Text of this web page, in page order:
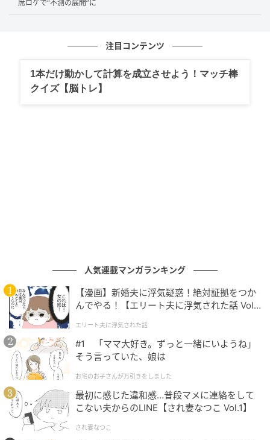
学や就職も、すべてモテるためだったといいますが、
そんな男性が目指すのは、あばれる君のような体を張
テレビ東京『家、ついて行ってイイですか？』
TVerで最新回を無料配信中
［配信日時］2026年5月31日
［出演者］ビビる大木、矢作兼（おぎやはぎ） ほか
［番組URL］
（C）テレビ東京
次の記事
#1 婚姻届を出しにきた♡ のに…彼が「車
から降りない」そのワケは
席ロケで“不測の展開”に
注目コンテンツ
1本だけ動かして計算を成立させよう！マッチ棒
クイズ【脳トレ】
人気連載マンガランキング
【漫画】新婚夫に浮気疑惑！絶対証拠をつか
んでやる！【エリート夫に浮気された話 Vol.
エリート夫に浮気された話
#1 「ママ大好き。ずっと一緒にいようね」
そう言っていた、娘は
お宅のお子さんが万引きをしました
最初に感じた違和感…普段マメに連絡をして
こない夫からのLINE【され妻なつこ Vol.1】
され妻なつこ